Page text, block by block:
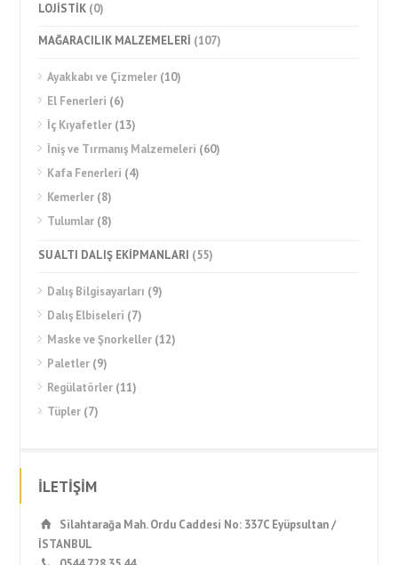
LOJİSTİK (0)
MAĞARACILIK MALZEMELERİ (107)
Ayakkabı ve Çizmeler (10)
El Fenerleri (6)
İç Kıyafetler (13)
İniş ve Tırmanış Malzemeleri (60)
Kafa Fenerleri (4)
Kemerler (8)
Tulumlar (8)
SU ALTI DALIŞ EKİPMANLARI (55)
Dalış Bilgisayarları (9)
Dalış Elbiseleri (7)
Maske ve Şnorkeller (12)
Paletler (9)
Regülatörler (11)
Tüpler (7)
İLETİŞİM
Silahtarağa Mah. Ordu Caddesi No: 337C Eyüpsultan /
İSTANBUL